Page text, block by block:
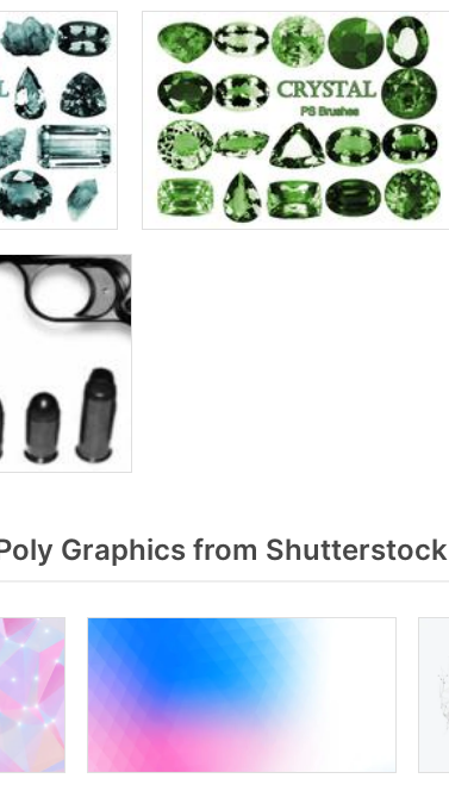
Graphics from Shutterstock